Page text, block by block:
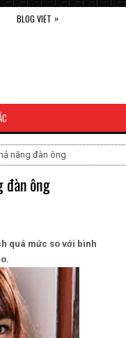
BLOG VIET »
năng đàn ông
đàn ông
quá mức so với bình